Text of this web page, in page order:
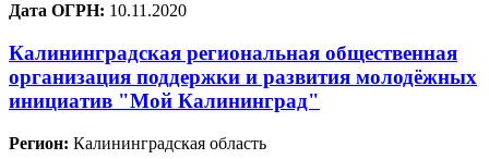
Дата ОГРН: 10.11.2020
Калининградская региональная общественная
организация поддержки и развития молодёжных
инициатив "Мой Калининград"
Регион: Калининградская область